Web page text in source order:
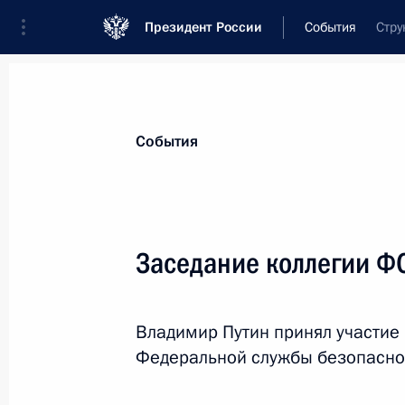
Президент России События
Новости
Послания Федеральному Собранию
Совещания, заседания, рабочие встречи
Речи и обращения
События
Заседание коллегии
Владимир Путин принял
Федеральной службы